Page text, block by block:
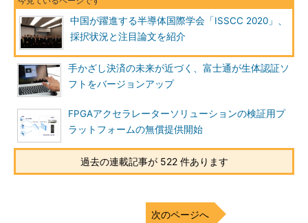
中国が躍進する半導体国際学会「ISSCC 2020」、
採択状況と注目論文を紹介
手かざし決済の未来が近づく、富士通が生体認証ソ
フトをバージョンアップ
FPGAアクセラレーターソリューションの検証用プ
ラットフォームの無償提供開始
過去の連載記事が 522 件あります
次のページへ